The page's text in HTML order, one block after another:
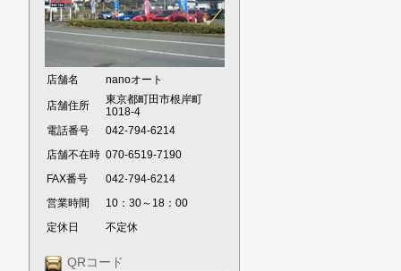
店舗名 nanoオート
店舗住所
東京都町田市根岸町
1018-4
電話番号
042-794-6214
店舗不在時 070-6519-7190
FAX番号
042-794-6214
営業時間
10：30～18：00
定休日
不定休
QRコード